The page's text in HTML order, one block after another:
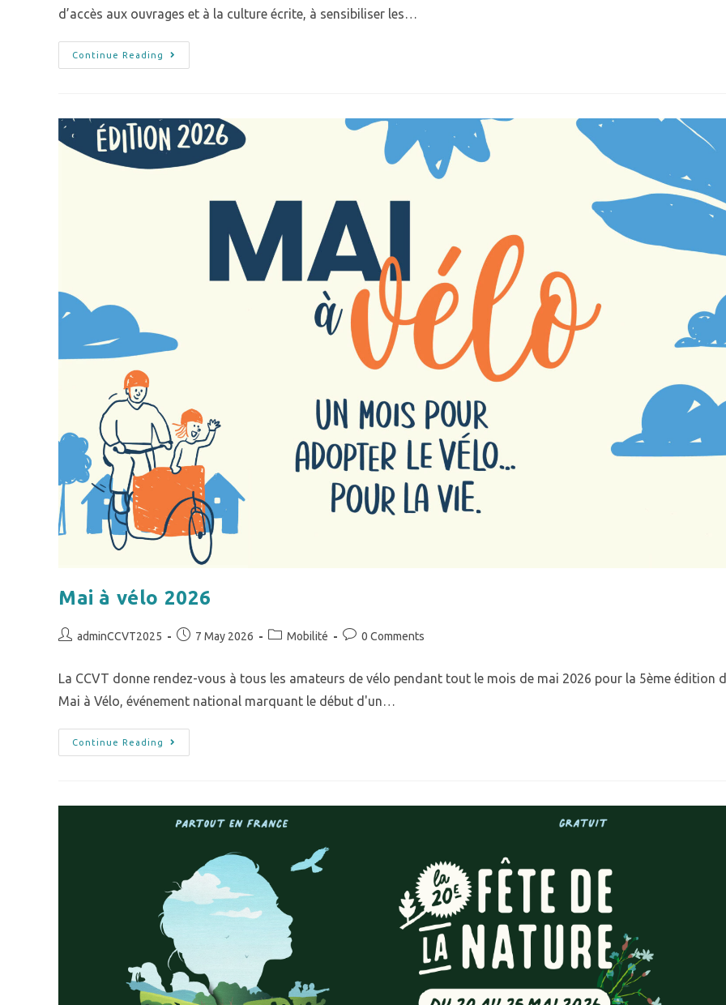
d’accès aux ouvrages et à la culture écrite, à sensibiliser les…
Continue Reading
Mai à vélo 2026
adminCCVT2025 7 May 2026 Mobilité 0 Comments
La CCVT donne rendez-vous à tous les amateurs de vélo pendant tout le mois de mai 2026 pour la 5ème édition
Mai à Vélo, événement national marquant le début d'un…
Continue Reading